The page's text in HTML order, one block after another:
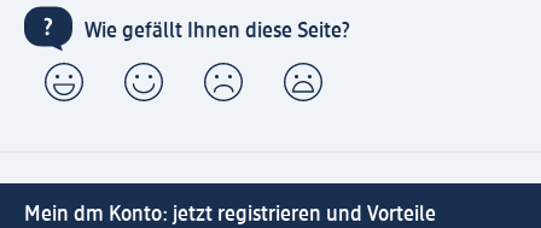
Wie gefällt Ihnen diese Seite?
Mein dm Konto: jetzt registrieren und Vorteile